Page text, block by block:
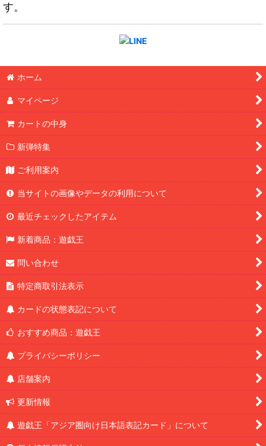
す。
ホーム
マイページ
カートの中身
新弾特集
ご利用案内
当サイトの画像やデータの利用について
最近チェックしたアイテム
新着商品：遊戯王
問い合わせ
特定商取引法表示
カードの状態表記について
おすすめ商品：遊戯王
プライバシーポリシー
店舗案内
更新情報
遊戯王「アジア圏向け日本語表記カード」について